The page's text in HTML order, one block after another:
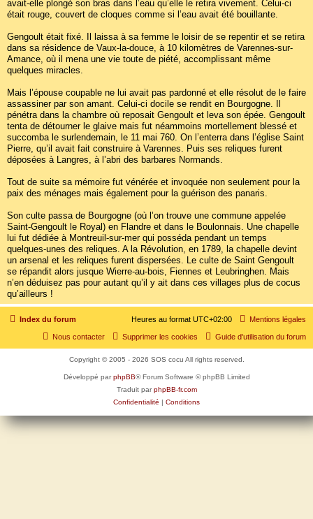
avait-elle plongé son bras dans l’eau qu’elle le retira vivement. Celui-ci
était rouge, couvert de cloques comme si l’eau avait été bouillante.
Gengoult était fixé. Il laissa à sa femme le loisir de se repentir et se retira
dans sa résidence de Vaux-la-douce, à 10 kilomètres de Varennes-sur-
Amance, où il mena une vie toute de piété, accomplissant même
quelques miracles.
Mais l’épouse coupable ne lui avait pas pardonné et elle résolut de le faire
assassiner par son amant. Celui-ci docile se rendit en Bourgogne. Il
pénétra dans la chambre où reposait Gengoult et leva son épée. Gengoult
tenta de détourner le glaive mais fut néammoins mortellement blessé et
succomba le surlendemain, le 11 mai 760. On l’enterra dans l’église Saint
Pierre, qu’il avait fait construire à Varennes. Puis ses reliques furent
déposées à Langres, à l’abri des barbares Normands.
Tout de suite sa mémoire fut vénérée et invoquée non seulement pour la
paix des ménages mais également pour la guérison des panaris.
Son culte passa de Bourgogne (où l’on trouve une commune appelée
Saint-Gengoult le Royal) en Flandre et dans le Boulonnais. Une chapelle
lui fut dédiée à Montreuil-sur-mer qui posséda pendant un temps
quelques-unes des reliques. A la Révolution, en 1789, la chapelle devint
un arsenal et les reliques furent dispersées. Le culte de Saint Gengoult
se répandit alors jusque Wierre-au-bois, Fiennes et Leubringhen. Mais
n’en déduisez pas pour autant qu’il y ait dans ces villages plus de cocus
qu’ailleurs !
Index du forum Mentions légales
Heures au format UTC+02:00
Guide d'utilisation du forum
Supprimer les cookies
Nous contacter
Copyright © 2005 - 2026 SOS cocu All rights reserved.
Développé parphpBB® Forum Software © phpBB Limited
Traduit parphpBB-fr.com
Confidentialité | Conditions